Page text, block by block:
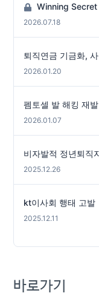
Winning
2026.07.18
퇴직연금 기금화,
2026.01.20
펨토셀 발 해킹 재
2026.01.07
비자발적 정년퇴직
2025.12.26
kt이사회 행태 고발
2025.12.11
바로가기